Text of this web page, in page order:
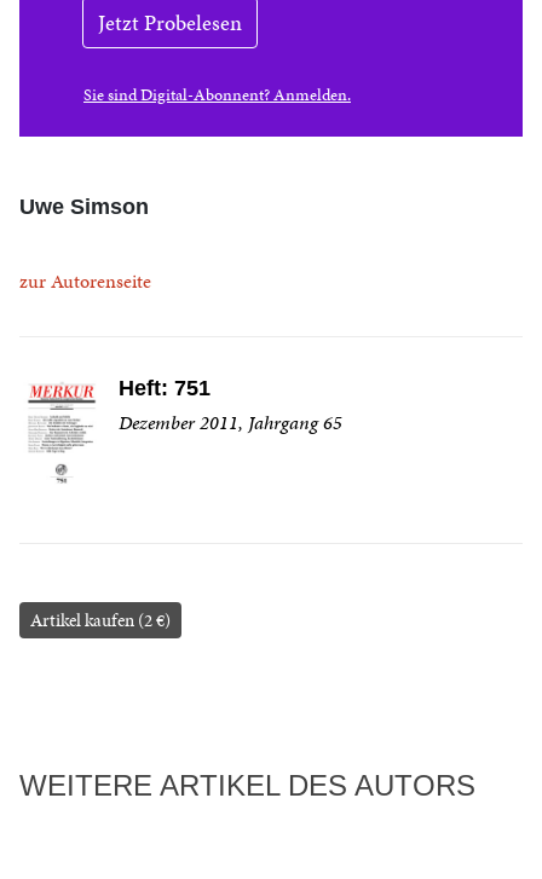
Jetzt Probelesen
Sie sind Digital-Abonnent? Anmelden.
Uwe Simson
zur Autorenseite
Heft: 751
Dezember 2011, Jahrgang 65
Artikel kaufen (2 €)
WEITERE ARTIKEL DES AUTORS